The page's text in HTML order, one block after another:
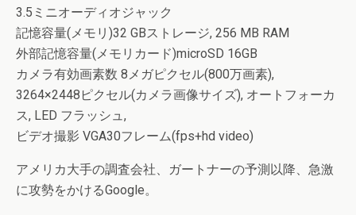
3.5ミニオーディオジャック
記憶容量(メモリ)32 GBストレージ, 256 MB RAM
外部記憶容量(メモリカード)microSD 16GB
カメラ有効画素数 8メガピクセル(800万画素),
3264×2448ピクセル(カメラ画像サイズ), オートフォーカ
ス, LED フラッシュ,
ビデオ撮影 VGA30フレーム(fps+hd video)
アメリカ大手の調査会社、ガートナーの予測以降、急激
に攻勢をかけるGoogle。